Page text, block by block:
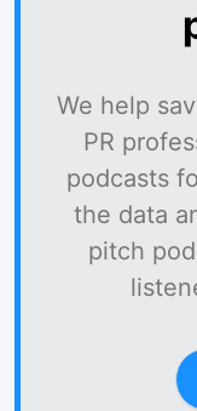
We help
PR
podcasts
the data
pitch